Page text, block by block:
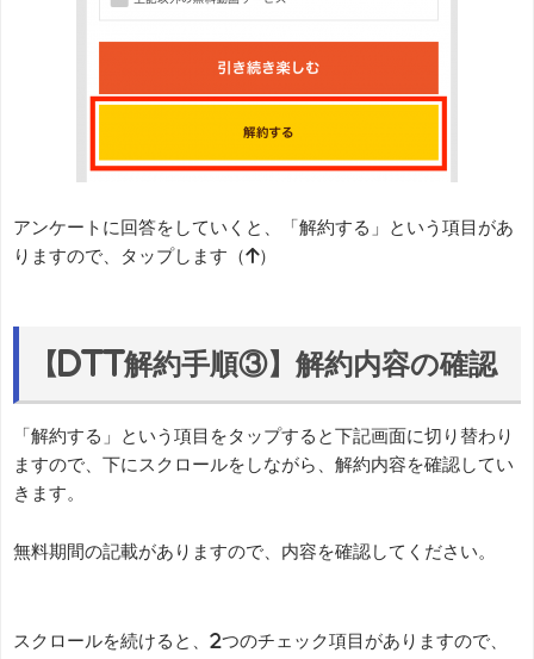
アンケートに回答をしていくと、「解約する」という項目があ
りますので、タップします（↑）
【dTT解約手順③】解約内容の確認
「解約する」という項目をタップすると下記画面に切り替わり
ますので、下にスクロールをしながら、解約内容を確認してい
きます。
無料期間の記載がありますので、内容を確認してください。
スクロールを続けると、2つのチェック項目がありますので、